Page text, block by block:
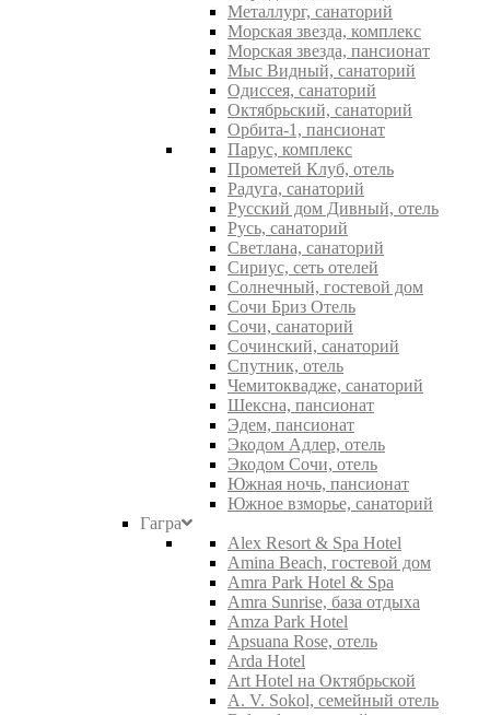
Металлург, санаторий
Морская звезда, комплекс
Морская звезда, пансионат
Мыс Видный, санаторий
Одиссея, санаторий
Октябрьский, санаторий
Орбита-1, пансионат
Парус, комплекс
Прометей Клуб, отель
Радуга, санаторий
Русский дом Дивный, отель
Русь, санаторий
Светлана, санаторий
Сириус, сеть отелей
Солнечный, гостевой дом
Сочи Бриз Отель
Сочи, санаторий
Сочинский, санаторий
Спутник, отель
Чемитоквадже, санаторий
Шексна, пансионат
Эдем, пансионат
Экодом Адлер, отель
Экодом Сочи, отель
Южная ночь, пансионат
Южное взморье, санаторий
Гагра
Alex Resort & Spa Hotel
Amina Beach, гостевой дом
Amra Park Hotel & Spa
Amra Sunrise, база отдыха
Amza Park Hotel
Apsuana Rose, отель
Arda Hotel
Art Hotel на Октябрьской
A. V. Sokol, семейный отель